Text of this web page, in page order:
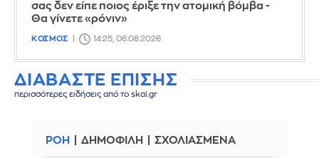
σας δεν είπε ποιος έριξε την ατομική βόμβα -
Θα γίνετε «ρόνιν»
ΚΟΣΜΟΣ 14:25, 06.08.2026
ΔΙΑΒΑΣΤΕ ΕΠΙΣΗΣ
περισσότερες ειδήσεις από το skai.gr
ΡΟΗ ΔΗΜΟΦΙΛΗ ΣΧΟΛΙΑΣΜΕΝΑ